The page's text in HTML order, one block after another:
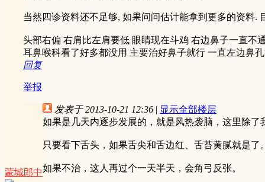
当然四诊资料还不足够, 如果问问估计能拿到更多的资料.
头部右偏 右肩比左肩要低 眼睛现在斗鸡 右边鼻子一直不
耳鼻喉科看了好多都没用 主要治好鼻子就行 一直左边鼻
回复
举报
蒙城郎中
发表于 2013-10-21 12:36 | 显示全部楼层
如果是几天内逐步发展的，就是风热袭脑，这里除了
只要看下舌头，如果舌尖和舌边红、舌苔黄腻就是了
如果不治，这人再过个一天半天，会角弓反张。